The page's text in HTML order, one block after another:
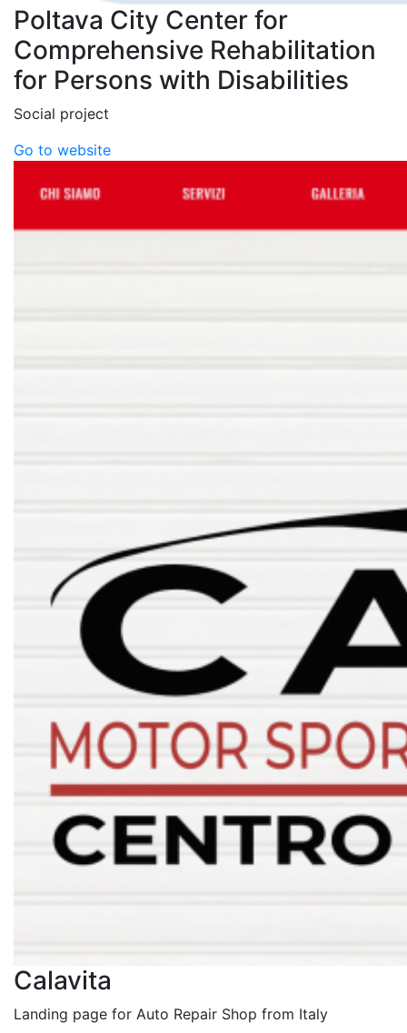
Poltava City Center for
Comprehensive Rehabilitation
for Persons with Disabilities
Social project
Go to website
Calavita
Landing page for Auto Repair Shop from Italy